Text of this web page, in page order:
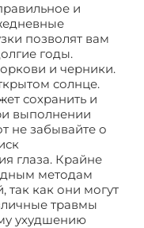
и
позволят вам
годы.
и черники.
солнце.
сохранить и
выполнении
не забывайте о
глаза. Крайне
методам
так как они могут
травмы
ухудшению